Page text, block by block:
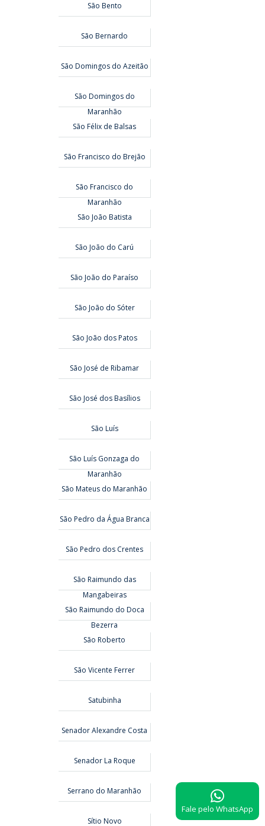
São Bento
São Bernardo
São Domingos do Azeitão
São Domingos do
Maranhão
São Félix de Balsas
São Francisco do Brejão
São Francisco do
Maranhão
São João Batista
São João do Carú
São João do Paraíso
São João do Sóter
São João dos Patos
São José de Ribamar
São José dos Basílios
São Luís
São Luís Gonzaga do
Maranhão
São Mateus do Maranhão
São Pedro da Água Branca
São Pedro dos Crentes
São Raimundo das
Mangabeiras
São Raimundo do Doca
Bezerra
São Roberto
São Vicente Ferrer
Satubinha
Senador Alexandre Costa
Senador La Roque
Serrano do Maranhão
Sítio Novo
Fale pelo WhatsApp